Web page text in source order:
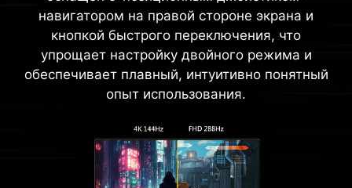
навигатором на правой стороне экрана и
кнопкой быстрого переключения, что
упрощает настройку двойного режима и
обеспечивает плавный, интуитивно понятный
опыт использования.